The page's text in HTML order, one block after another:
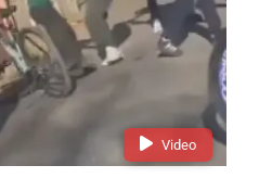
Video